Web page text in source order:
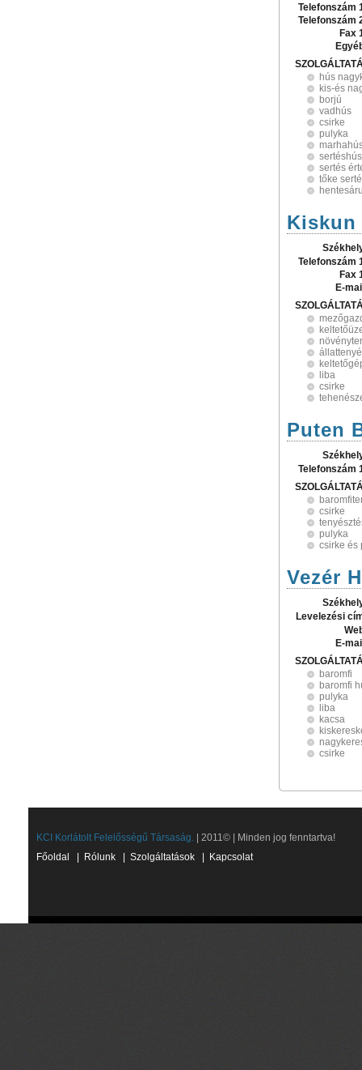
Telefonszám
Telefonszám
Fax
hús
kis-és
borjú
vadhús
csirke
pulyka
sertéshús
sertés
tőke
Kiskun
Telefonszám
Fax
E-
liba
csirke
Puten
Telefonszám
csirke
pulyka
csirke és
Vezér
Levelezési
E-
baromfi
baromfi
pulyka
liba
kacsa
csirke
KCI Korlátolt Felelősségű Társaság. | 2011© | Minden jog fenntartva!
Főoldal
Rólunk Szolgáltatások Kapcsolat